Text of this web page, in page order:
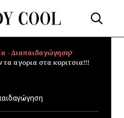
- Διαπαιδαγώγηση
αγορια στα κοριτσια!!!